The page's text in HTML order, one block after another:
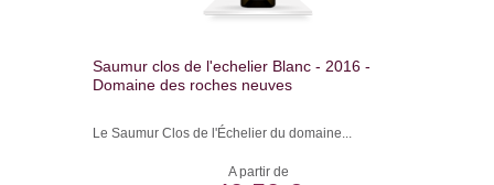
Saumur clos de l'echelier Blanc - 2016 -
Domaine des roches neuves
Le Saumur Clos de l'Échelier du domaine...
A partir de